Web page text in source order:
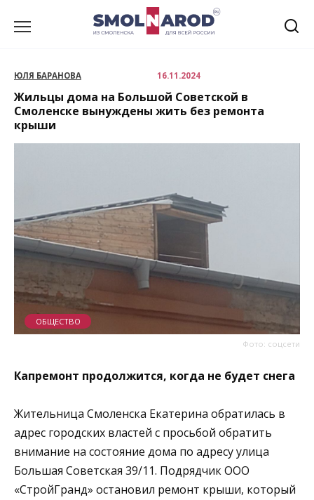
ЮЛЯ БАРАНОВА 16.11.2024
Жильцы дома на Большой Советской в
Смоленске вынуждены жить без ремонта
крыши
Фото: соцсети
ОБЩЕСТВО
Капремонт продолжится, когда не будет снега
Жительница Смоленска Екатерина обратилась в
адрес городских властей с просьбой обратить
внимание на состояние дома по адресу улица
Большая Советская 39/11. Подрядчик ООО
«СтройГранд» остановил ремонт крыши, который